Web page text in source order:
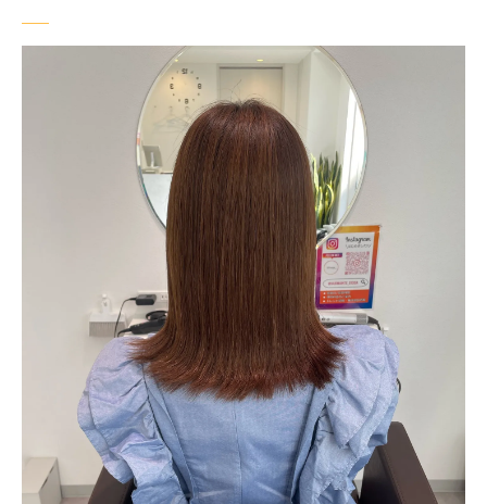
カウンセリングで伝えるべきポイント
スタイリストと一緒に考えるスタイル
カウンセリングの流れと注意点
希望を最大限に引き出すヒアリング方法
カウンセリングでのトラブル回避法
実際の施術前に確認すべきこと
東京都練馬区で最新トレンドと個性を融合した
カラーデザイン
練馬区のトレンドカラー紹介
個性を活かすオリジナルデザイン
トレンドと個性を融合させる秘訣
練馬区で人気のカラーリングスタイル
プロが薦める個性的なカラーデザイン